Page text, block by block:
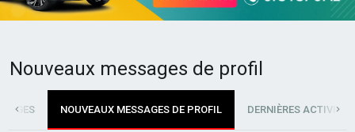
Nouveaux messages de profil
NOUVEAUX MESSAGES DE PROFIL DERNIÈRES ACTIVITÉS